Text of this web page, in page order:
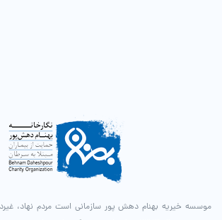
موسسه خیریه بهنام دهش پور سازمانی است مردم نهاد،